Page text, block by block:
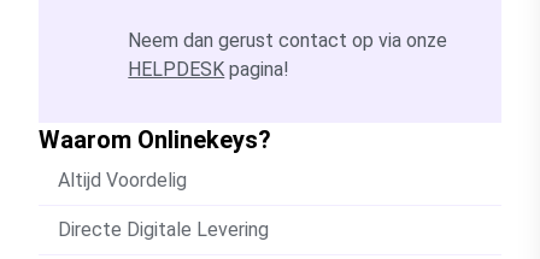
Neem dan gerust contact op via onze
HELPDESK pagina!
Waarom Onlinekeys?
Altijd Voordelig
Directe Digitale Levering